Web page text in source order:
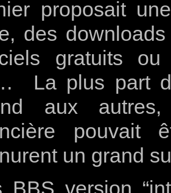
proposait
des
gratuits
La plus part
aux
pouvait
un grand
BBS version